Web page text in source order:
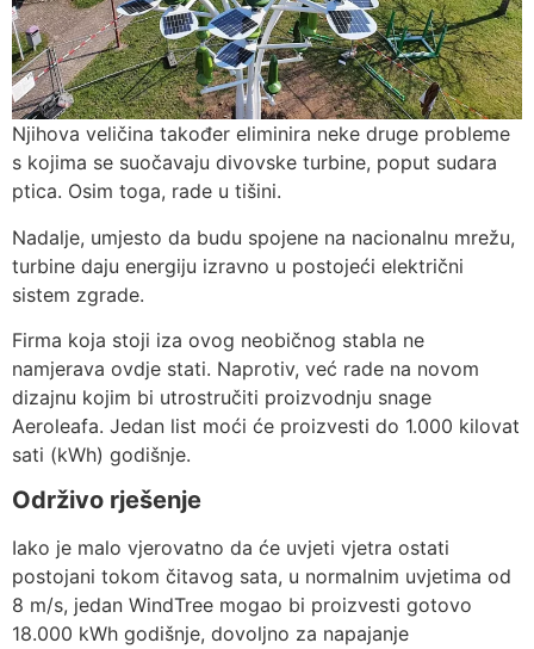
Njihova veličina također eliminira neke druge probleme
s kojima se suočavaju divovske turbine, poput sudara
ptica. Osim toga, rade u tišini.
Nadalje, umjesto da budu spojene na nacionalnu mrežu,
turbine daju energiju izravno u postojeći električni
sistem zgrade.
Firma koja stoji iza ovog neobičnog stabla ne
namjerava ovdje stati. Naprotiv, već rade na novom
dizajnu kojim bi utrostručiti proizvodnju snage
Aeroleafa. Jedan list moći će proizvesti do 1.000 kilovat
sati (kWh) godišnje.
Održivo rješenje
Iako je malo vjerovatno da će uvjeti vjetra ostati
postojani tokom čitavog sata, u normalnim uvjetima od
8 m/s, jedan WindTree mogao bi proizvesti gotovo
18.000 kWh godišnje, dovoljno za napajanje